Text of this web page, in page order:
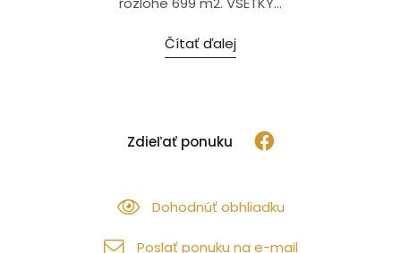
Čítať ďalej
Zdieľať ponuku
Dohodnúť obhliadku
Poslať ponuku na e-mail